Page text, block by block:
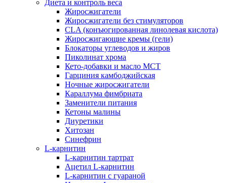
Диета и контроль веса
Жиросжигатели
Жиросжигатели без стимуляторов
CLA (конъюгированная линолевая кислота)
Жиросжигающие кремы (гели)
Блокаторы углеводов и жиров
Пиколинат хрома
Кето-добавки и масло МСТ
Гарциния камбоджийская
Ночные жиросжигатели
Караллума фимбриата
Заменители питания
Кетоны малины
Диуретики
Хитозан
Синефрин
L-карнитин
L-карнитин тартрат
Ацетил L-карнитин
L-карнитин с гуараной